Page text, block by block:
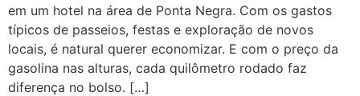
em um hotel na área de Ponta Negra. Com os gastos
típicos de passeios, festas e exploração de novos
locais, é natural querer economizar. E com o preço da
gasolina nas alturas, cada quilômetro rodado faz
diferença no bolso. […]